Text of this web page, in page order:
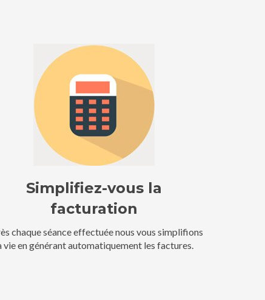
Simplifiez-vous la
facturation
chaque séance effectuée nous vous simplifions
vie en générant automatiquement les factures.